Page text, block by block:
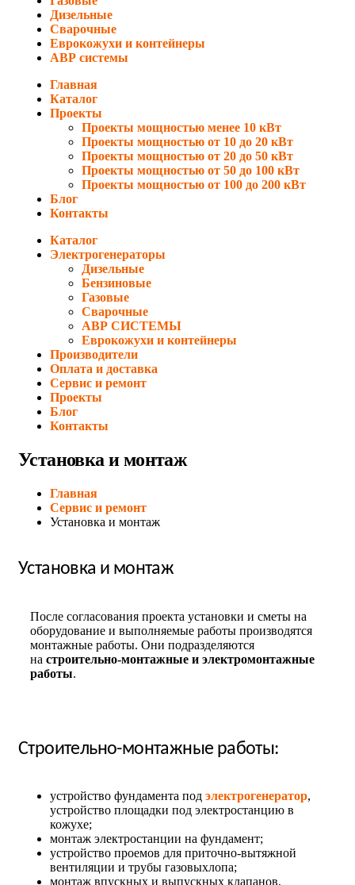
Дизельные
Сварочные
Еврокожухи и контейнеры
АВР системы
Главная
Каталог
Проекты
Проекты мощностью менее 10 кВт
Проекты мощностью от 10 до 20 кВт
Проекты мощностью от 20 до 50 кВт
Проекты мощностью от 50 до 100 кВт
Проекты мощностью от 100 до 200 кВт
Блог
Контакты
Каталог
Электрогенераторы
Дизельные
Бензиновые
Газовые
Сварочные
АВР СИСТЕМЫ
Еврокожухи и контейнеры
Производители
Оплата и доставка
Сервис и ремонт
Проекты
Блог
Контакты
Установка и монтаж
Главная
Сервис и ремонт
Установка и монтаж
Установка и монтаж
После согласования проекта установки и сметы на
оборудование и выполняемые работы производятся
монтажные работы. Они подразделяются
на строительно-монтажные и электромонтажные
работы.
Строительно-монтажные работы:
устройство фундамента под электрогенератор,
устройство площадки под электростанцию в
кожухе;
монтаж электростанции на фундамент;
устройство проемов для приточно-вытяжной
вентиляции и трубы газовыхлопа;
монтаж впускных и выпускных клапанов,